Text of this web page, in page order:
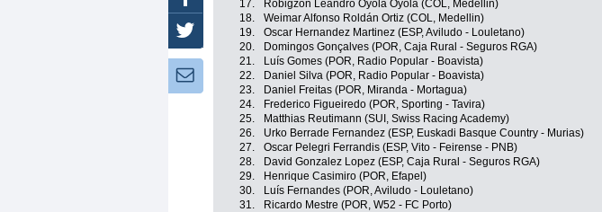
17.
Robigzon Leandro Oyola Oyola (COL, Medellin)
18.
Weimar Alfonso Roldán Ortiz (COL, Medellin)
19.
Oscar Hernandez Martinez (ESP, Aviludo - Louletano)
20.
Domingos Gonçalves (POR, Caja Rural - Seguros RGA)
21.
Luís Gomes (POR, Radio Popular - Boavista)
22.
Daniel Silva (POR, Radio Popular - Boavista)
23.
Daniel Freitas (POR, Miranda - Mortagua)
24.
Frederico Figueiredo (POR, Sporting - Tavira)
25.
Matthias Reutimann (SUI, Swiss Racing Academy)
26.
Urko Berrade Fernandez (ESP, Euskadi Basque Country - Murias)
27.
Oscar Pelegri Ferrandis (ESP, Vito - Feirense - PNB)
28.
David Gonzalez Lopez (ESP, Caja Rural - Seguros RGA)
29.
Henrique Casimiro (POR, Efapel)
30.
Luís Fernandes (POR, Aviludo - Louletano)
31.
Ricardo Mestre (POR, W52 - FC Porto)
Twitter
Newsletter: